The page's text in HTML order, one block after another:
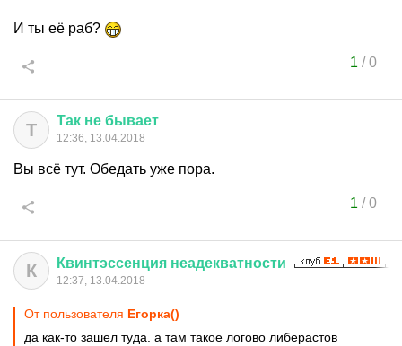
И ты её раб?
1 /0
Т Так не бывает
12:36, 13.04.2018
Вы всё тут. Обедать уже пора.
1 /0
К Квинтэссенция неадекватности
12:37, 13.04.2018
От пользователя Егорка()
да как-то зашел туда. а там такое логово либерастов